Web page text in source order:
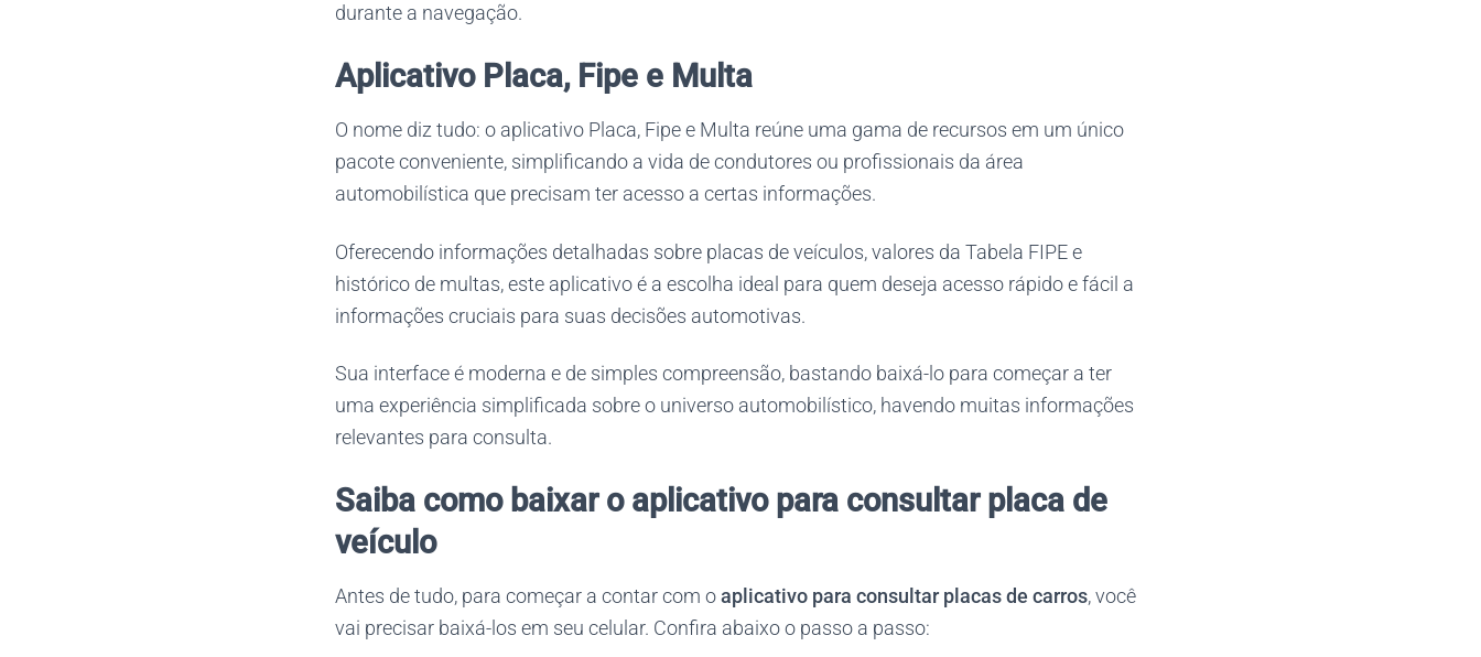
durante a navegação.
Aplicativo Placa, Fipe e Multa
O nome diz tudo: o aplicativo Placa, Fipe e Multa reúne uma gama de recursos em um único
pacote conveniente, simplificando a vida de condutores ou profissionais da área
automobilística que precisam ter acesso a certas informações.
Oferecendo informações detalhadas sobre placas de veículos, valores da Tabela FIPE e
histórico de multas, este aplicativo é a escolha ideal para quem deseja acesso rápido e fácil a
informações cruciais para suas decisões automotivas.
Sua interface é moderna e de simples compreensão, bastando baixá-lo para começar a ter
uma experiência simplificada sobre o universo automobilístico, havendo muitas informações
relevantes para consulta.
Saiba como baixar o aplicativo para consultar placa de
veículo
Antes de tudo, para começar a contar com oaplicativo para consultar placas de carros, você
vai precisar baixá-los em seu celular. Confira abaixo o passo a passo: